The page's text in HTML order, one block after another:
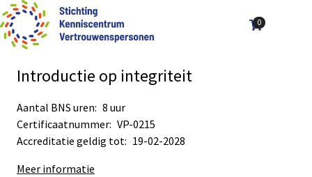
Aantal
0
Zoek
Introductie op integriteit
Aantal BNS uren: 8 uur
Certificaatnummer: VP-0215
Accreditatie geldig tot: 19-02-2028
Meer informatie